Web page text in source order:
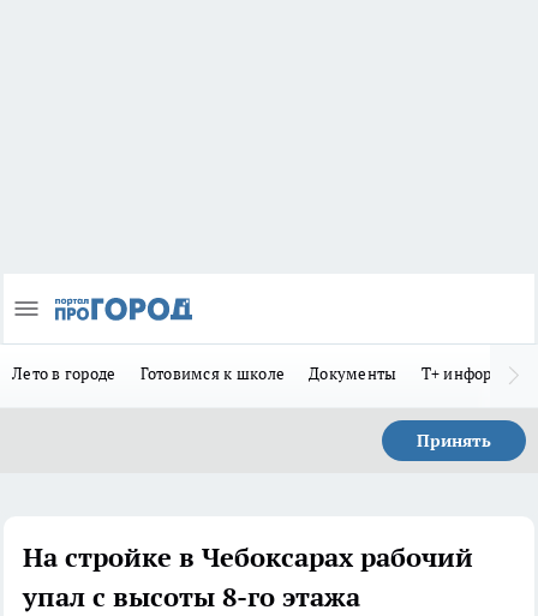
Лето в городе Готовимся к школе Документы Т+
Принять
На стройке в Чебоксарах рабочий
упал с высоты 8-го этажа